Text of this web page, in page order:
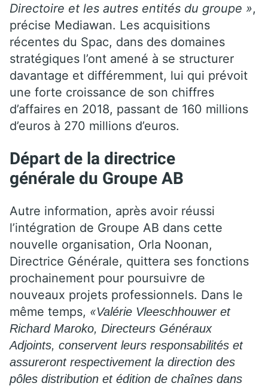
Directoire et les autres entités du groupe »,
précise Mediawan. Les acquisitions
récentes du Spac, dans des domaines
stratégiques l’ont amené à se structurer
davantage et différemment, lui qui prévoit
une forte croissance de son chiffres
d’affaires en 2018, passant de 160 millions
d’euros à 270 millions d’euros.
Départ de la directrice
générale du Groupe AB
Autre information, après avoir réussi
l’intégration de Groupe AB dans cette
nouvelle organisation, Orla Noonan,
Directrice Générale, quittera ses fonctions
prochainement pour poursuivre de
nouveaux projets professionnels. Dans le
même temps, «Valérie Vleeschhouwer et
Richard Maroko, Directeurs Généraux
Adjoints, conservent leurs responsabilités et
assureront respectivement la direction des
pôles distribution et édition de chaînes dans